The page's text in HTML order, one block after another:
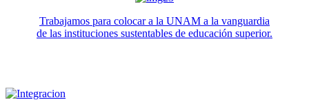
Trabajamos para colocar a la UNAM a la vanguardia
de las instituciones sustentables de educación superior.